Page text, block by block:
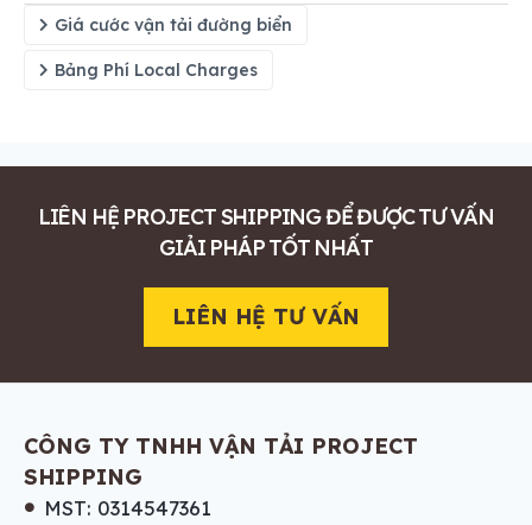
Giá cước vận tải đường biển
Bảng Phí Local Charges
LIÊN HỆ PROJECT SHIPPING ĐỂ ĐƯỢC TƯ VẤN
GIẢI PHÁP TỐT NHẤT
LIÊN HỆ TƯ VẤN
CÔNG TY TNHH VẬN TẢI PROJECT
SHIPPING
MST: 0314547361